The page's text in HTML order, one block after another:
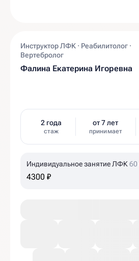
Инструктор ЛФК · Реабилитолог ·
Вертебролог
Фалина Екатерина Игоревна
2 года
стаж
от 7 лет
принимает
Индивидуальное занятие ЛФК60
4300 ₽